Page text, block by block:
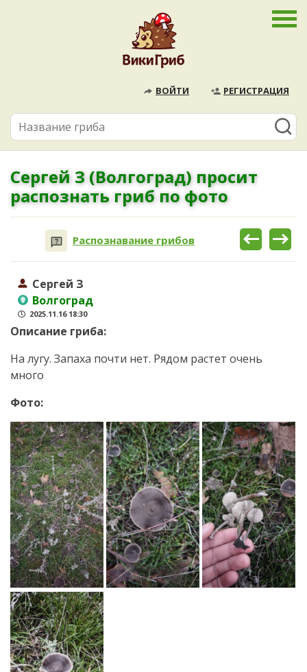
ВОЙТИ РЕГИСТРАЦИЯ
Сергей З (Волгоград) просит
распознать гриб по фото
Распознавание грибов
Сергей З
Волгоград
2025.11.16 18:30
Описание гриба:
На лугу. Запаха почти нет. Рядом растет очень
много
Фото: